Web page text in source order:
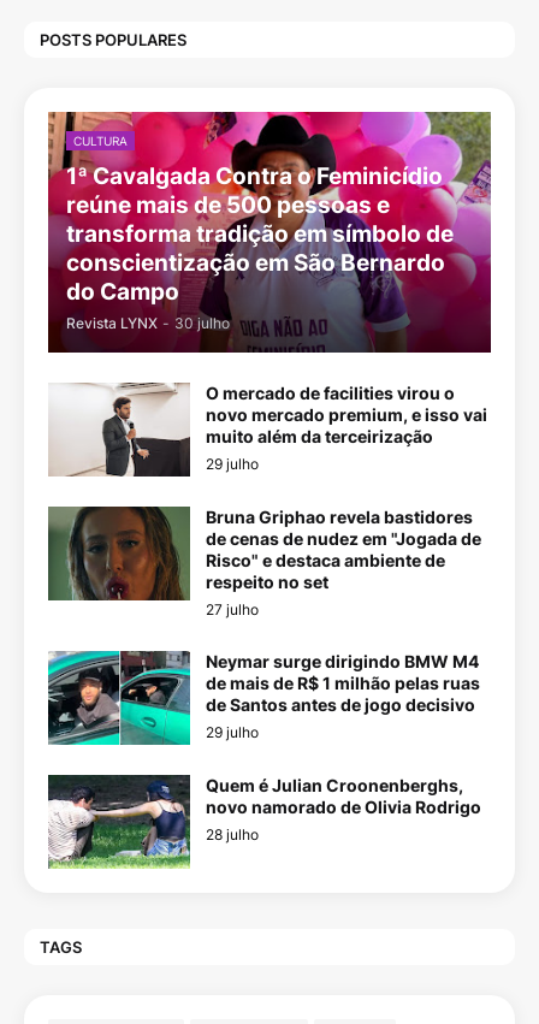
POSTS POPULARES
CULTURA
1ª Cavalgada Contra o Feminicídio
reúne mais de 500 pessoas e
transforma tradição em símbolo de
conscientização em São Bernardo
do Campo
Revista LYNX - 30 julho
O mercado de facilities virou o
novo mercado premium, e isso vai
muito além da terceirização
29 julho
Bruna Griphao revela bastidores
de cenas de nudez em "Jogada de
Risco" e destaca ambiente de
respeito no set
27 julho
Neymar surge dirigindo BMW M4
de mais de R$ 1 milhão pelas ruas
de Santos antes de jogo decisivo
29 julho
Quem é Julian Croonenberghs,
novo namorado de Olivia Rodrigo
28 julho
TAGS